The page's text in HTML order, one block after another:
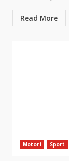
Read More
Motori Sport